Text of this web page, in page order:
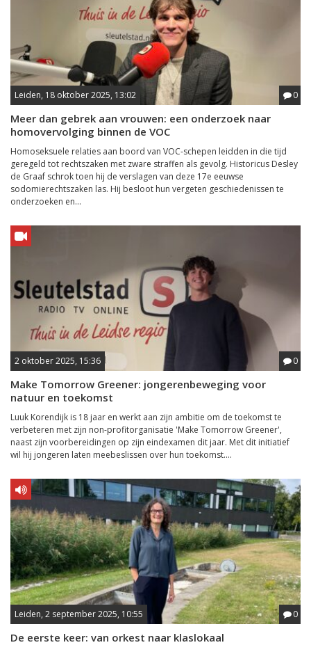
Leiden, 18 oktober 2025, 13:02 0
Meer dan gebrek aan vrouwen: een onderzoek naar
homovervolging binnen de VOC
Homoseksuele relaties aan boord van VOC-schepen leidden in die tijd
geregeld tot rechtszaken met zware straffen als gevolg. Historicus Desley
de Graaf schrok toen hij de verslagen van deze 17e eeuwse
sodomierechtszaken las. Hij besloot hun vergeten geschiedenissen te
onderzoeken en...
2 oktober 2025, 15:36 0
Make Tomorrow Greener: jongerenbeweging voor
natuur en toekomst
Luuk Korendijk is 18 jaar en werkt aan zijn ambitie om de toekomst te
verbeteren met zijn non-profitorganisatie 'Make Tomorrow Greener',
naast zijn voorbereidingen op zijn eindexamen dit jaar. Met dit initiatief
wil hij jongeren laten meebeslissen over hun toekomst....
Leiden, 2 september 2025, 10:55 0
De eerste keer: van orkest naar klaslokaal